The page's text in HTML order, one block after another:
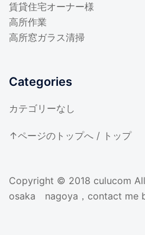
賃貸住宅オーナー様
高所作業
高所窓ガラス清掃
Categories
カテゴリーなし
↑ページのトップへ / トップ
Copyright © 2018 culucom
osaka nagoya，contact me